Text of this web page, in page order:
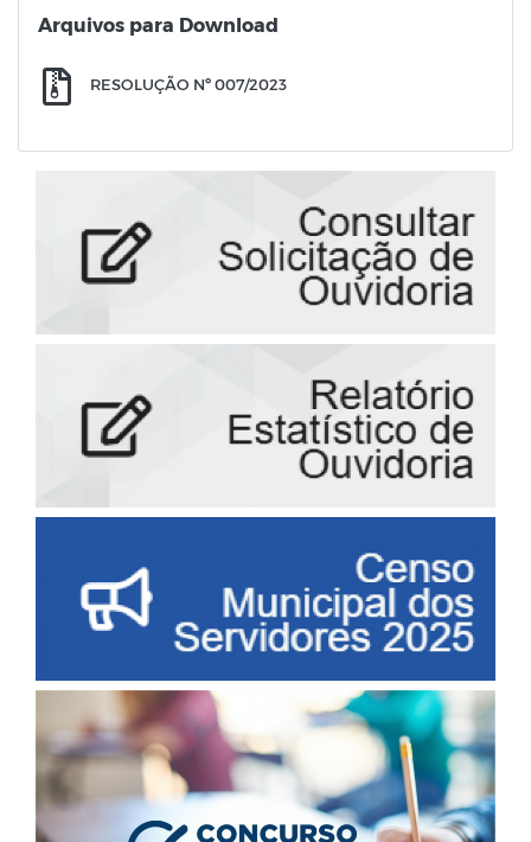
Arquivos para Download
RESOLUÇÃO Nº 007/2023